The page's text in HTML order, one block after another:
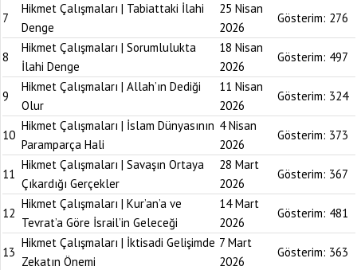
7
Hikmet Çalışmaları | Tabiattaki İlahi
Denge
25 Nisan
2026
Gösterim: 276
8
Hikmet Çalışmaları | Sorumlulukta
İlahi Denge
18 Nisan
2026
Gösterim: 497
9
Hikmet Çalışmaları | Allah’ın Dediği
Olur
11 Nisan
2026
Gösterim: 324
10
Hikmet Çalışmaları | İslam Dünyasının
Paramparça Hali
4 Nisan
2026
Gösterim: 373
11
Hikmet Çalışmaları | Savaşın Ortaya
Çıkardığı Gerçekler
28 Mart
2026
Gösterim: 367
12
Hikmet Çalışmaları | Kur’an’a ve
Tevrat’a Göre İsrail’in Geleceği
14 Mart
2026
Gösterim: 481
13
Hikmet Çalışmaları | İktisadi Gelişimde
Zekatın Önemi
7 Mart
2026
Gösterim: 363